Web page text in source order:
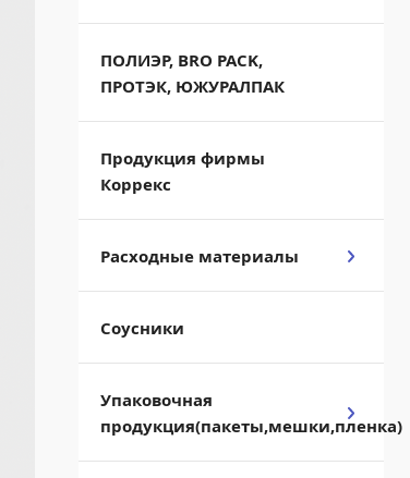
ПОЛИЭР, BRO PACK,
ПРОТЭК, ЮЖУРАЛПАК
Продукция фирмы
Коррекс
Расходные материалы
Соусники
Упаковочная
продукция(пакеты,мешки,пленка)
торта
225х158х46
Конт-р для суши Л-17
(М) 184х160х45/400
дно